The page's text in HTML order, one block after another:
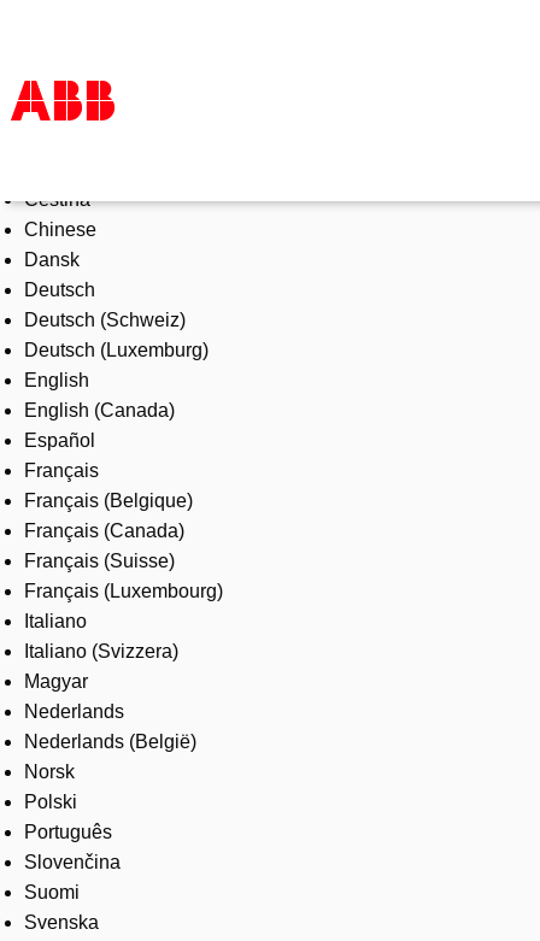
Products & Solutions
Industries
Services
About us
Where to buy
Contact us
Careers
Čeština
Chinese
Dansk
Deutsch
Deutsch (Schweiz)
Deutsch (Luxemburg)
English
English (Canada)
Español
Français
Français (Belgique)
Français (Canada)
Français (Suisse)
Français (Luxembourg)
Italiano
Italiano (Svizzera)
Magyar
Nederlands
Nederlands (België)
Norsk
Polski
Português
Slovenčina
Suomi
Svenska